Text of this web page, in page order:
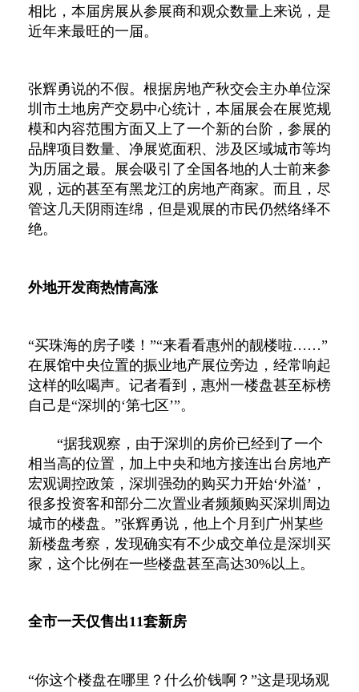
相比，本届房展从参展商和观众数量上来说，是
近年来最旺的一届。
张辉勇说的不假。根据房地产秋交会主办单位深
圳市土地房产交易中心统计，本届展会在展览规
模和内容范围方面又上了一个新的台阶，参展的
品牌项目数量、净展览面积、涉及区域城市等均
为历届之最。展会吸引了全国各地的人士前来参
观，远的甚至有黑龙江的房地产商家。而且，尽
管这几天阴雨连绵，但是观展的市民仍然络绎不
绝。
外地开发商热情高涨
“买珠海的房子喽！”“来看看惠州的靓楼啦……”
在展馆中央位置的振业地产展位旁边，经常响起
这样的吆喝声。记者看到，惠州一楼盘甚至标榜
自己是“深圳的‘第七区’”。
“据我观察，由于深圳的房价已经到了一个
相当高的位置，加上中央和地方接连出台房地产
宏观调控政策，深圳强劲的购买力开始‘外溢’，
很多投资客和部分二次置业者频频购买深圳周边
城市的楼盘。”张辉勇说，他上个月到广州某些
新楼盘考察，发现确实有不少成交单位是深圳买
家，这个比例在一些楼盘甚至高达30%以上。
全市一天仅售出11套新房
“你这个楼盘在哪里？什么价钱啊？”这是现场观